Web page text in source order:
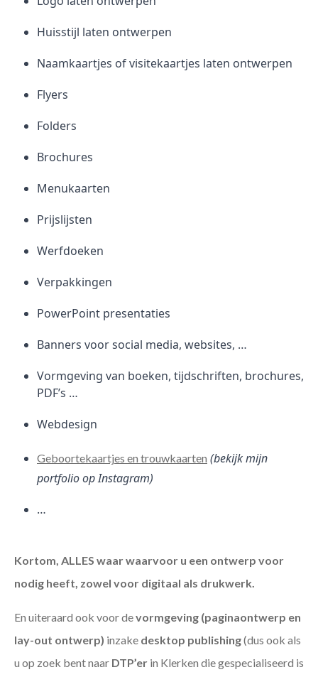
Huisstijl laten ontwerpen
Naamkaartjes of visitekaartjes laten ontwerpen
Flyers
Folders
Brochures
Menukaarten
Prijslijsten
Werfdoeken
Verpakkingen
PowerPoint presentaties
Banners voor social media, websites, …
Vormgeving van boeken, tijdschriften, brochures,
PDF’s …
Webdesign
Geboortekaartjes en trouwkaarten (bekijk mijn
portfolio op Instagram)
…
Kortom, ALLES waar waarvoor u een ontwerp voor
nodig heeft, zowel voor digitaal als drukwerk.
En uiteraard ook voor devormgeving (paginaontwerp en
lay-out ontwerp) inzake desktop publishing(dus ook als
u op zoek bent naar DTP’er in Klerken die gespecialiseerd is